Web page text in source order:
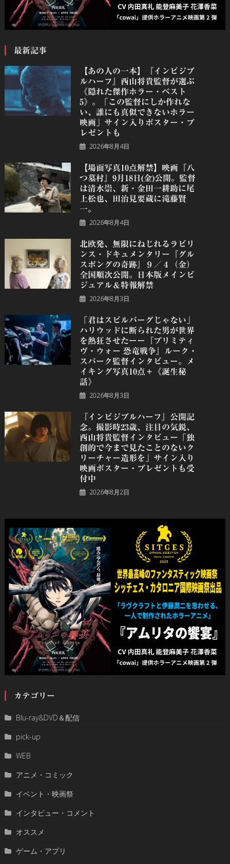
最新記事
【あの人の一本】『インビジブ
ルハーフ』⻄⼭将貴監督が選ぶ
《隠れた傑作ホラー・ベスト
5》。「この監督にしか作れな
い、誰にも真似できないホラー
映画」サイン入りポスター・プ
レゼントも
2026年8月4日
【場面写真10点解禁】映画『八
つ墓村』9月18日(金)公開。監督
は清水崇、新・金田一耕助に尾
上松也、田治見要蔵に滝藤賢
一。
2026年8月4日
北欧発、無限にねじれるラビリ
ンス・ドキュメンタリー『グル
スポングの奇跡』９／４（金）
全国順次公開。日本版メインビ
ジュアル＆特報解禁
2026年8月3日
「君はスピルバーグじゃない」
ハリウッドに断られた男が世界
を熱狂させたーー『プリミティ
ヴ・ウォー 恐⻯戦争』ルーク・
スパーク監督インタビュー。メ
イキング写真10点＋《誕⽣秘
話》
2026年8月3日
『インビジブルハーフ』公開記
念。撮影時23歳、注目の気鋭、
⻄⼭将貴監督インタビュー「独
創的で今まで見たことのないク
リーチャー造形を」サイン入り
映画ポスター・プレゼントも受
付中
2026年8月2日
カテゴリー
Blu-ray&DVD＆配信
pick-up
WEB
アニメ・コミック
イベント・映画祭
インタビュー・コメント
オススメ
ゲーム・アプリ